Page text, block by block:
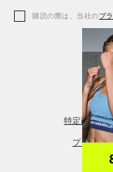
アクセサリー
レギンス＆タイツ
シューズ
購読の際は、当社のプ
特定商取引
プライバ